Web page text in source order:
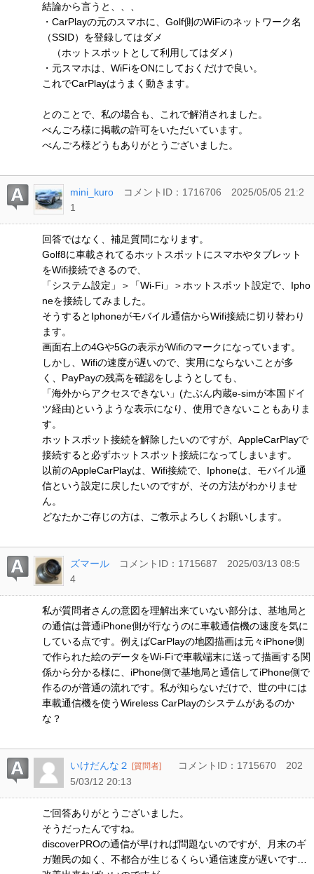
結論から言うと、、、
・CarPlayの元のスマホに、Golf側のWiFiのネットワーク名
（SSID）を登録してはダメ
（ホットスポットとして利用してはダメ）
・元スマホは、WiFiをONにしておくだけで良い。
これでCarPlayはうまく動きます。
とのことで、私の場合も、これで解消されました。
べんごろ様に掲載の許可をいただいています。
べんごろ様どうもありがとうございました。
mini_kuro コメントID：1716706
2025/05/05 21:2
1
回答ではなく、補足質問になります。
Golf8に車載されてるホットスポットにスマホやタブレット
をWifi接続できるので、
「システム設定」＞「Wi-Fi」＞ホットスポット設定で、Ipho
neを接続してみました。
そうするとIphoneがモバイル通信からWifi接続に切り替わり
ます。
画面右上の4Gや5Gの表示がWifiのマークになっています。
しかし、Wifiの速度が遅いので、実用にならないことが多
く、PayPayの残高を確認をしようとしても、
「海外からアクセスできない」(たぶん内蔵e-simが本国ドイ
ツ経由)というような表示になり、使用できないこともありま
す。
ホットスポット接続を解除したいのですが、AppleCarPlayで
接続すると必ずホットスポット接続になってしまいます。
以前のAppleCarPlayは、Wifi接続で、Iphoneは、モバイル通
信という設定に戻したいのですが、その方法がわかりませ
ん。
どなたかご存じの方は、ご教示よろしくお願いします。
ズマール コメントID：1715687
2025/03/13 08:5
4
私が質問者さんの意図を理解出来ていない部分は、基地局と
の通信は普通iPhone側が行なうのに車載通信機の速度を気に
している点です。例えばCarPlayの地図描画は元々iPhone側
で作られた絵のデータをWi-Fiで車載端末に送って描画する関
係から分かる様に、iPhone側で基地局と通信してiPhone側で
作るのが普通の流れです。私が知らないだけで、世の中には
車載通信機を使うWireless CarPlayのシステムがあるのか
な？
いけだんな２ [質問者] コメントID：1715670
202
5/03/12 20:13
ご回答ありがとうございました。
そうだったんですね。
discoverPROの通信が早ければ問題ないのですが、月末のギ
ガ難民の如く、不都合が生じるくらい通信速度が遅いです…